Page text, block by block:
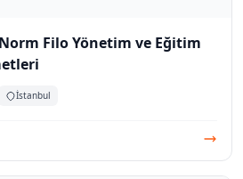
Filo Yönetim ve Eğitim
İstanbul